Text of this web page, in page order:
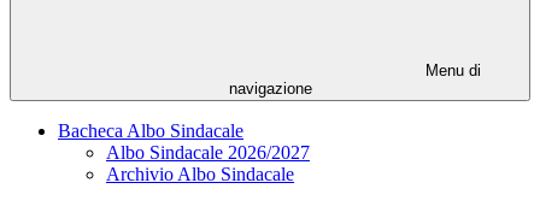
Menu di
navigazione
Bacheca Albo Sindacale
Albo Sindacale 2026/2027
Archivio Albo Sindacale